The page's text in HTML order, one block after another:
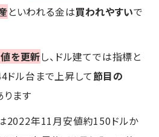
といわれる金は買われやすいで
を更新し、ドル建てでは指標と
ル台まで上昇して節目の
ります
2022年11月安値約150ドルか